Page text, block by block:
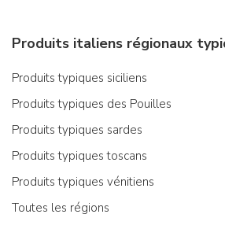
Produits italiens régionaux
Produits typiques siciliens
Produits typiques des Pouilles
Produits typiques sardes
Produits typiques toscans
Produits typiques vénitiens
Toutes les régions